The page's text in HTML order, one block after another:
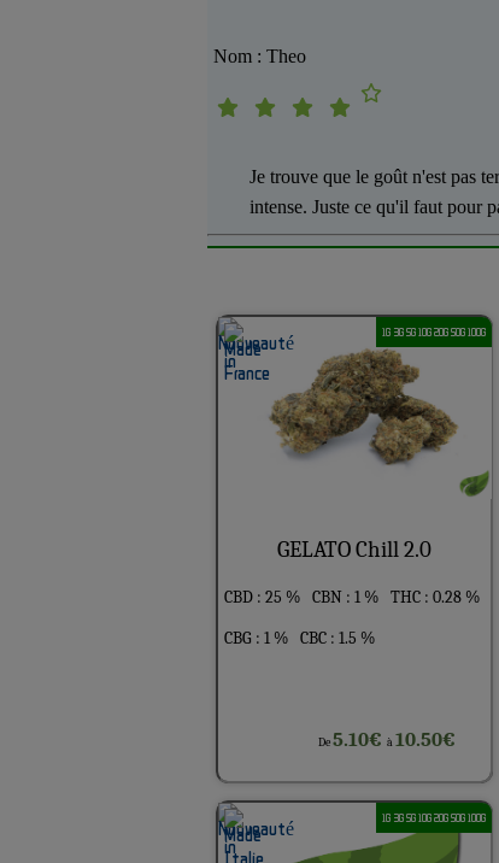
Nom : Theo
Je trouve que le goût n'est pas
intense. Juste ce qu'il faut pour
1G 3G 5G 10G 20G 50G 100G
GELATO Chill 2.0
CBD : 25 % CBN : 1 %
THC : 0.28 %
CBG : 1 %
CBC : 1.5 %
De5.10€ à10.50€
1G 3G 5G 10G 20G 50G 100G